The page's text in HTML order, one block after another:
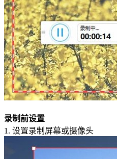
录制前设置
1. 设置录制屏幕或摄像头